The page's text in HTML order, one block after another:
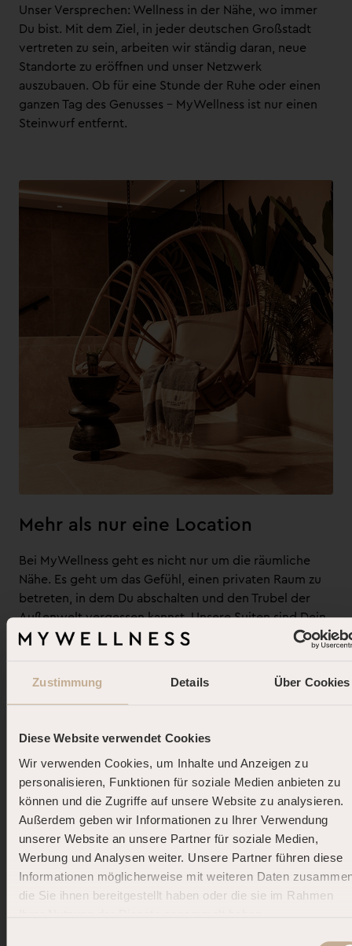
Zustimmung Details Über Cookies
Diese Website verwendet Cookies
Wir verwenden Cookies, um Inhalte und Anzeigen zu
personalisieren, Funktionen für soziale Medien anbieten zu
können und die Zugriffe auf unsere Website zu analysieren.
Außerdem geben wir Informationen zu Ihrer Verwendung
unserer Website an unsere Partner für soziale Medien,
Werbung und Analysen weiter. Unsere Partner führen diese
Informationen möglicherweise mit weiteren Daten
die Sie ihnen bereitgestellt haben oder die sie im Rahmen
Unser Versprechen: Wellness in der Nähe, wo immer
Du bist. Mit dem Ziel, in jeder deutschen Großstadt
vertreten zu sein, arbeiten wir ständig daran, neue
Standorte zu eröffnen und unser Netzwerk
auszubauen. Ob für eine Stunde der Ruhe oder einen
ganzen Tag des Genusses – MyWellness ist nur einen
Steinwurf entfernt.
Mehr als nur eine Location
Bei MyWellness geht es nicht nur um die räumliche
Nähe. Es geht um das Gefühl, einen privaten Raum zu
betreten, in dem Du abschalten und den Trubel der
Außenwelt vergessen kannst. Unsere Suiten sind Dein
persönlicher Rückzugsort, umgeben von einer
Wohlbefinden ausstrahlt.